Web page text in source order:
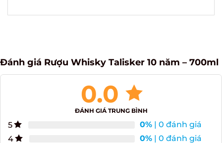
Đánh giá Rượu Whisky Talisker 10 năm –
0.0
ĐÁNH GIÁ TRUNG BÌNH